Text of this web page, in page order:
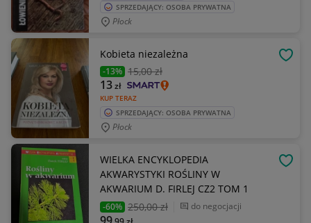
SPRZEDAJĄCY: OSOBA PRYWATNA
Płock
Kobieta niezależna
-13% 15,00 zł
KUP TERAZ
13zł
SPRZEDAJĄCY: OSOBA PRYWATNA
Płock
WIELKA ENCYKLOPEDIA
AKWARYSTYKI ROŚLINY W
AKWARIUM D. FIRLEJ CZ2 TOM 1
-60% 250,00 zł do negocjacji